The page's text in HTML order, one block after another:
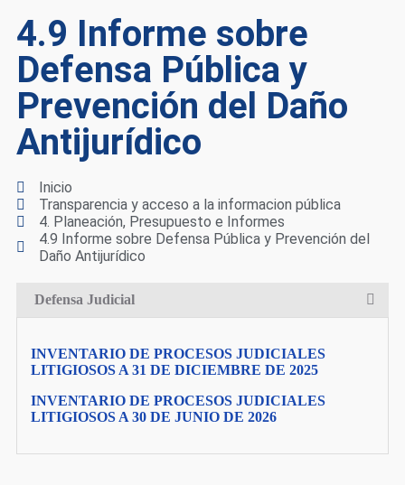
4.9 Informe sobre
Defensa Pública y
Prevención del Daño
Antijurídico
Inicio
Transparencia y acceso a la informacion pública
4. Planeación, Presupuesto e Informes
4.9 Informe sobre Defensa Pública y Prevención del
Daño Antijurídico
Defensa Judicial
INVENTARIO DE PROCESOS JUDICIALES
LITIGIOSOS A 31 DE DICIEMBRE DE 2025
INVENTARIO DE PROCESOS JUDICIALES
LITIGIOSOS A 30 DE JUNIO DE 2026